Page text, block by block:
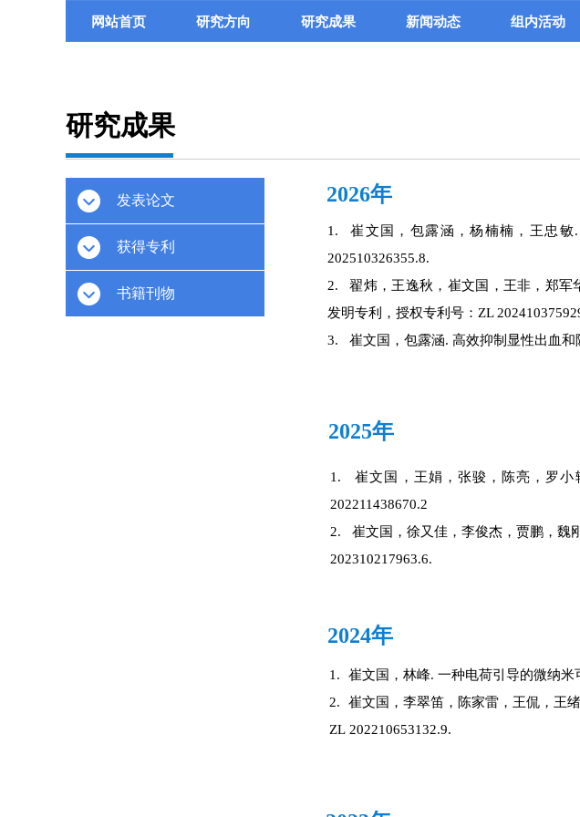
网站首页 研究方向 研究成果 新闻动态 组内活动
研究成果
1.
崔文国，包露涵，杨楠楠，王忠
202510326355.8.
2.
翟炜，王逸秋，崔文国，王非，郑军
发明专利，授权专利号：ZL
3.
崔文国，包露涵. 高效抑制显性出血
2026年
发表论文
获得专利
书籍刊物
2025年
1. 崔文国，王娟，张骏，陈亮，罗小
202211438670.2
2. 崔文国，徐又佳，李俊杰，贾鹏，魏
202310217963.6.
2024年
1. 崔文国， 林峰. 一种电荷引导的微纳米
2.
崔文国 ，李翠笛，陈家雷，王侃，王
ZL 202210653132.9.